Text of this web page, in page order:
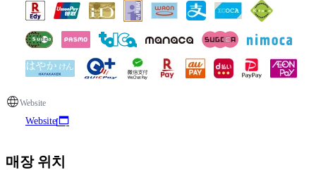
Website
Website
매장 위치